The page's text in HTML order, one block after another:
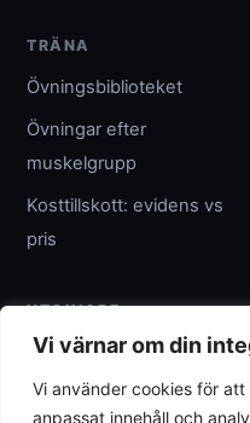
Vi värnar om din
Vi använder cookies för
anpassat innehåll och
TRÄNA
Övningsbiblioteket
Övningar efter
muskelgrupp
Kosttillskott: evidens vs
pris
UTGIVARE
Umpteenth Media
Org.nr 559183-3313